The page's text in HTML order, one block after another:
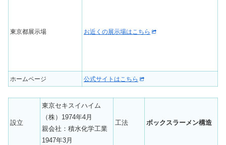
東京都展示場 お近くの展示場はこちら
ホームページ 公式サイトはこちら
設立
東京セキスイハイム
（株）1974年4月
親会社：積水化学工業
1947年3月
工法 ボックスラーメン構造